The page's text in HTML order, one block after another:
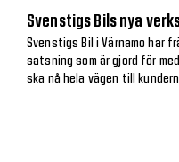
Svenstigs Bils nya
Svenstigs Bil i Värnamo har
satsning som är gjord för
ska nå hela vägen till